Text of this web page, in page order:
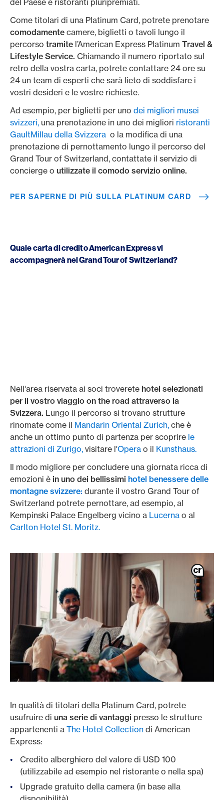
del Paese e ristoranti pluripremiati.
Come titolari di una Platinum Card, potrete prenotare
comodamente camere, biglietti o tavoli lungo il
percorso tramite l’American Express Platinum Travel &
Lifestyle Service. Chiamando il numero riportato sul
retro della vostra carta, potrete contattare 24 ore su
24 un team di esperti che sarà lieto di soddisfare i
vostri desideri e le vostre richieste.
Ad esempio, per biglietti per uno dei migliori musei
svizzeri, una prenotazione in uno dei migliori ristoranti
GaultMillau della Svizzera o la modifica di una
prenotazione di pernottamento lungo il percorso del
Grand Tour of Switzerland, contattate il servizio di
concierge o utilizzate il comodo servizio online.
PER SAPERNE DI PIÙ SULLA PLATINUM CARD
Quale carta di credito American Express vi
accompagnerà nel Grand Tour of Switzerland?
Nell'area riservata ai soci troverete hotel selezionati
per il vostro viaggio on the road attraverso la
Svizzera. Lungo il percorso si trovano strutture
rinomate come il Mandarin Oriental Zurich, che è
anche un ottimo punto di partenza per scoprire le
attrazioni di Zurigo, visitare l'Opera o il Kunsthaus.
Il modo migliore per concludere una giornata ricca di
emozioni è in uno dei bellissimi hotel benessere delle
montagne svizzere: durante il vostro Grand Tour of
Switzerland potrete pernottare, ad esempio, al
Kempinski Palace Engelberg vicino a Lucerna o al
Carlton Hotel St. Moritz.
In qualità di titolari della Platinum Card, potrete
usufruire di una serie di vantaggi presso le strutture
appartenenti a The Hotel Collection di American
Express:
Credito alberghiero del valore di USD 100
(utilizzabile ad esempio nel ristorante o nella spa)
Upgrade gratuito della camera (in base alla